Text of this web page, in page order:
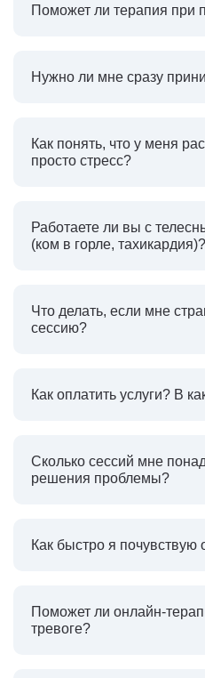
Поможет ли терапия при
Нужно ли мне сразу
Как понять, что у меня
просто стресс?
Работаете ли вы с
(ком в горле, тахикардия)?
Что делать, если мне
сессию?
Как оплатить услуги? В
Сколько сессий мне
решения проблемы?
Как быстро я почувствую
Поможет ли онлайн-
тревоге?